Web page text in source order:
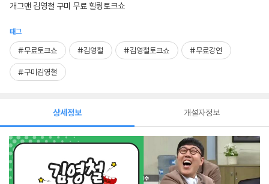
개그맨 김영철 구미 무료 힐링토크쇼
태그
#무료토크쇼 #김영철 #김영철토크쇼 #무료강연
#구미김영철
상세정보 개설자정보